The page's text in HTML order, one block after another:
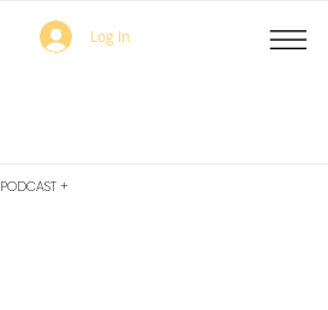
Log In
PODCAST +